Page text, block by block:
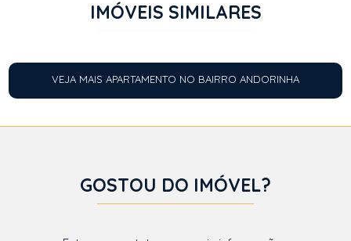
IMÓVEIS SIMILARES
VEJA MAIS APARTAMENTO NO BAIRRO ANDORINHA
GOSTOU DO IMÓVEL?